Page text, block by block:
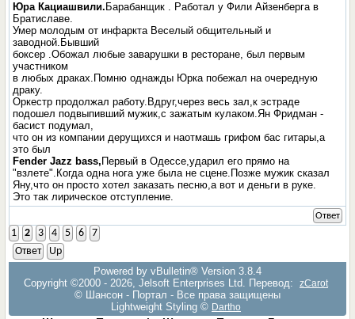
Юра Кациашвили. Барабанщик . Работал у Фили Айзенберга в
Братиславе.
Умер молодым от инфаркта Веселый общительный и
заводной.Бывший
боксер .Обожал любые заварушки в ресторане, был первым
участником
в любых драках.Помню однажды Юрка побежал на очередную
драку.
Оркестр продолжал работу.Вдруг,через весь зал,к эстраде
подошел подвыпивший мужик,с зажатым кулаком.Ян Фридман -
басист подумал,
что он из компании дерущихся и наотмашь грифом бас гитары,а
это был
Fender Jazz bass, Первый в Одессе,ударил его прямо на
"взлете".Когда одна нога уже была не сцене.Позже мужик сказал
Яну,что он просто хотел заказать песню,а вот и деньги в руке.
Это так лирическое отступление.
Ответ
1 2 3 4 5 6
7
Ответ
Up
Powered by vBulletin® Version 3.8.4
Copyright ©2000 - 2026, Jelsoft Enterprises Ltd. Перевод:
zCarot
© Шансон - Портал - Все права защищены
Lightweight Styling © Dartho